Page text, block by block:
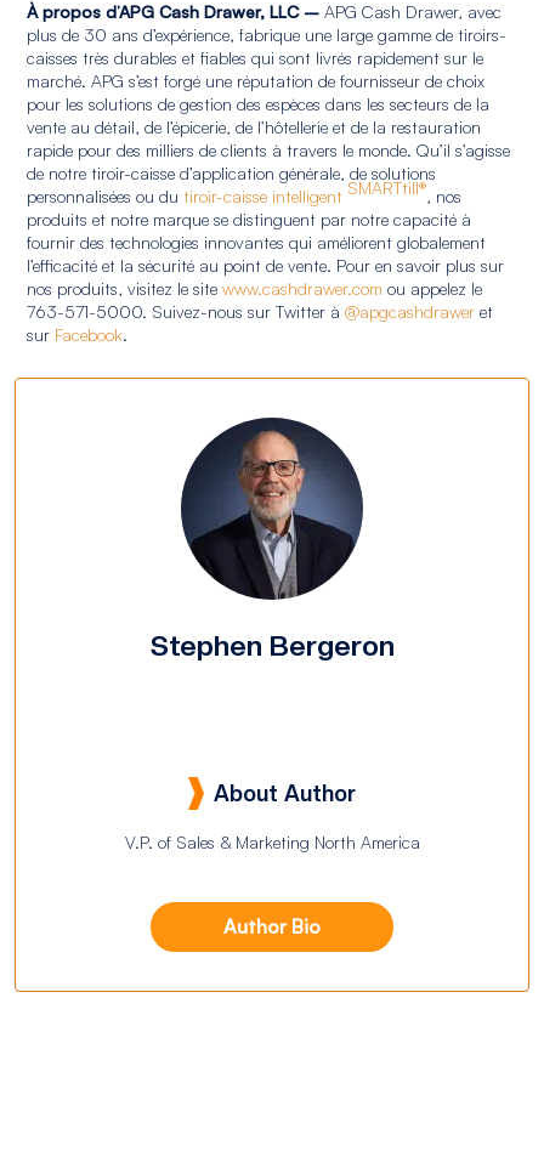
À propos d’APG Cash Drawer, LLC – APG Cash Drawer, avec
plus de 30 ans d’expérience, fabrique une large gamme de tiroirs-
caisses très durables et fiables qui sont livrés rapidement sur le
marché. APG s’est forgé une réputation de fournisseur de choix
pour les solutions de gestion des espèces dans les secteurs de la
vente au détail, de l’épicerie, de l’hôtellerie et de la restauration
rapide pour des milliers de clients à travers le monde. Qu’il s’agisse
de notre tiroir-caisse d’application générale, de solutions
personnalisées ou du tiroir-caisse intelligent SMARTtill®, nos
produits et notre marque se distinguent par notre capacité à
fournir des technologies innovantes qui améliorent globalement
l’efficacité et la sécurité au point de vente. Pour en savoir plus sur
nos produits, visitez le site www.cashdrawer.com ou appelez le
763-571-5000. Suivez-nous sur Twitter à @apgcashdrawer et
sur Facebook.
Stephen Bergeron
About Author
V.P. of Sales & Marketing North America
Author Bio